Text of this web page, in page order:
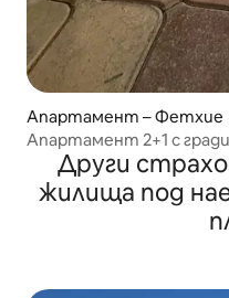
Апартамент – Фетхие
Апартамент 2+1 с
Други
жилища под